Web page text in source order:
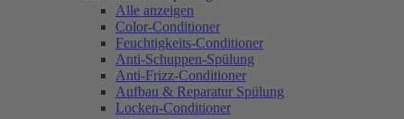
Alle anzeigen
Color-Conditioner
Feuchtigkeits-Conditioner
Anti-Schuppen-Spülung
Anti-Frizz-Conditioner
Aufbau & Reparatur Spülung
Locken-Conditioner